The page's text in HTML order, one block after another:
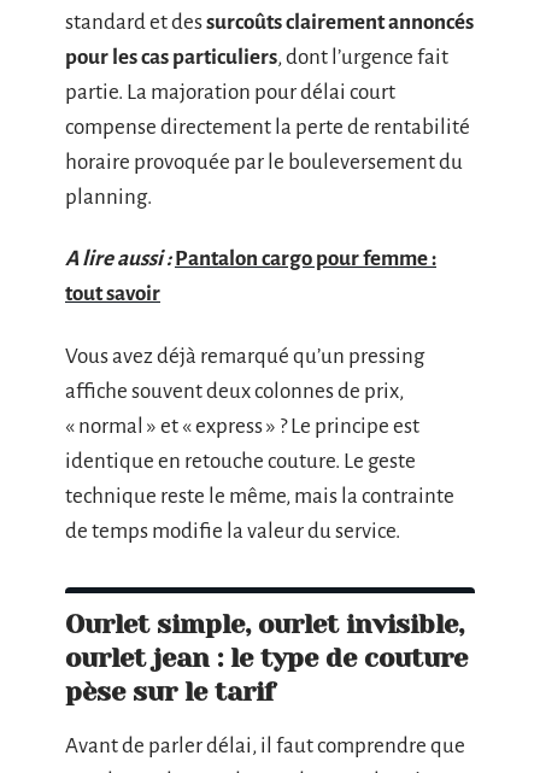
standard et dessurcoûts clairement annoncés
pour les cas particuliers, dont l’urgence fait
partie. La majoration pour délai court
compense directement la perte de rentabilité
horaire provoquée par le bouleversement du
planning.
A lire aussi : Pantalon cargo pour femme :
tout savoir
Vous avez déjà remarqué qu’un pressing
affiche souvent deux colonnes de prix,
« normal » et « express » ? Le principe est
identique en retouche couture. Le geste
technique reste le même, mais la contrainte
de temps modifie la valeur du service.
Ourlet simple, ourlet invisible,
ourlet jean : le type de couture
pèse sur le tarif
Avant de parler délai, il faut comprendre que